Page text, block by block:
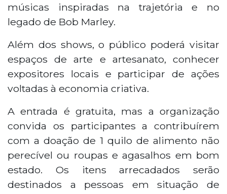
músicas inspiradas na trajetória e no
legado de Bob Marley.
Além dos shows, o público poderá visitar
espaços de arte e artesanato, conhecer
expositores locais e participar de ações
voltadas à economia criativa.
A entrada é gratuita, mas a organização
convida os participantes a contribuírem
com a doação de 1 quilo de alimento não
perecível ou roupas e agasalhos em bom
estado. Os itens arrecadados serão
destinados a pessoas em situação de